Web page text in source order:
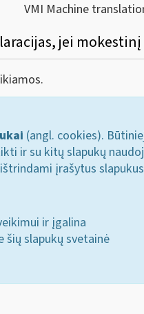
VMI Machine
jei
(angl. cookies).
ir su kitų slapukų
įrašytus
ir įgalina
šių slapukų svetainė